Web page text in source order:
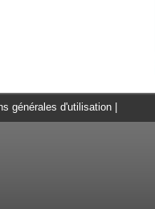
générales d'utilisation